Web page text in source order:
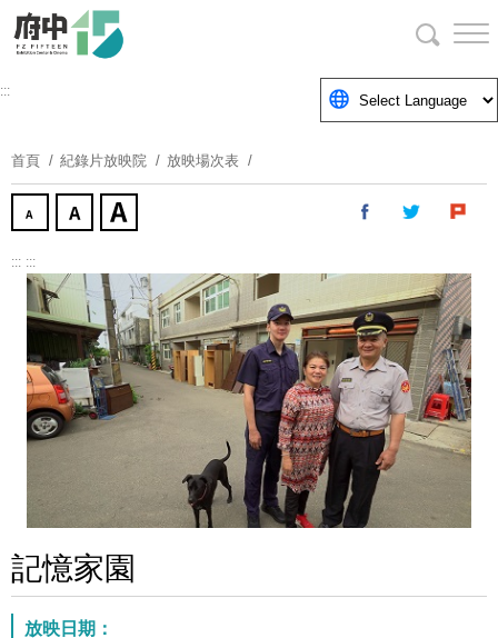
要
塊
:::
首頁 紀錄片放映院 放映場次表
::: :::
記憶家園
放映日期：